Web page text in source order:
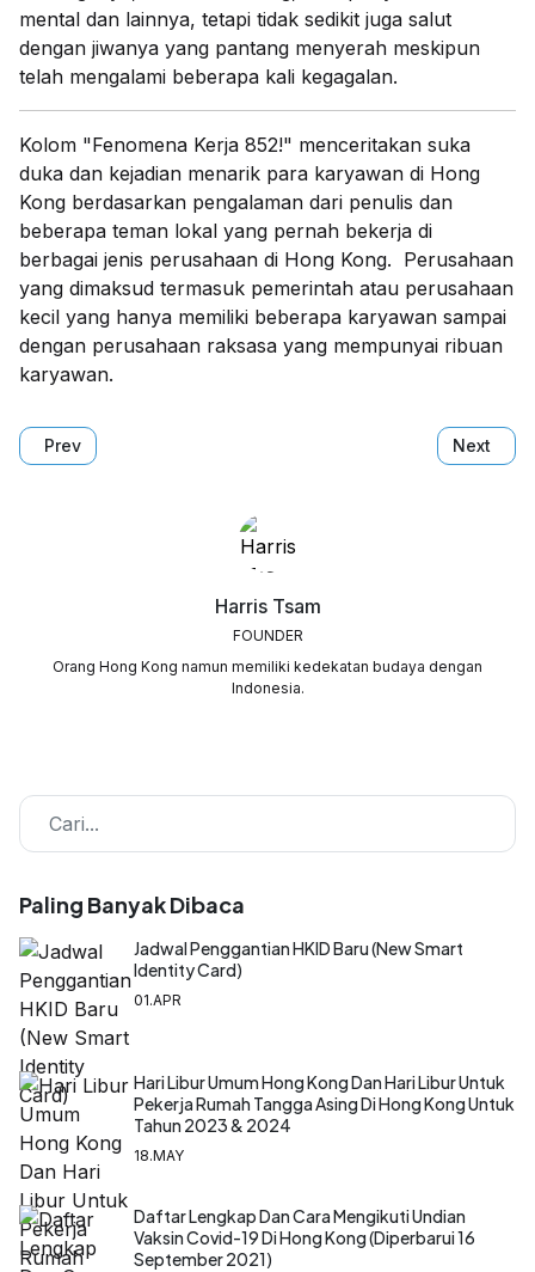
Harris Tsam
FOUNDER
Orang Hong Kong namun memiliki kedekatan budaya dengan
Indonesia.
mental dan lainnya, tetapi tidak sedikit juga salut
dengan jiwanya yang pantang menyerah meskipun
telah mengalami beberapa kali kegagalan.
Kolom "Fenomena Kerja 852!" menceritakan suka
duka dan kejadian menarik para karyawan di Hong
Kong berdasarkan pengalaman dari penulis dan
beberapa teman lokal yang pernah bekerja di
berbagai jenis perusahaan di Hong Kong. Perusahaan
yang dimaksud termasuk pemerintah atau perusahaan
kecil yang hanya memiliki beberapa karyawan sampai
dengan perusahaan raksasa yang mempunyai ribuan
karyawan.
Previous article: Fenomena Kerja +852! #10 Dua
Prev Next
Next
Paling Banyak Dibaca
Jadwal Penggantian HKID Baru (New Smart
Identity Card)
01.APR
Hari Libur Umum Hong Kong Dan Hari Libur Untuk
Pekerja Rumah Tangga Asing Di Hong Kong Untuk
Tahun 2023 & 2024
18.MAY
Daftar Lengkap Dan Cara Mengikuti Undian
Vaksin Covid-19 Di Hong Kong (Diperbarui 16
September 2021)